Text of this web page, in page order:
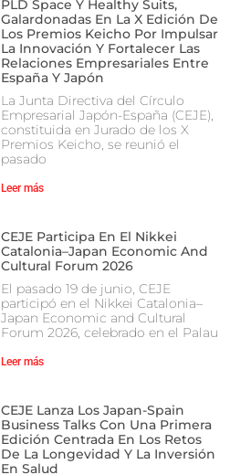
PLD Space Y Healthy Suits,
Galardonadas En La X Edición De
Los Premios Keicho Por Impulsar
La Innovación Y Fortalecer Las
Relaciones Empresariales Entre
España Y Japón
La Junta Directiva del Círculo
Empresarial Japón-España (CEJE),
constituida en Jurado de los X
Premios Keicho, se reunió el
pasado
Leer más
CEJE Participa En El Nikkei
Catalonia–Japan Economic And
Cultural Forum 2026
El pasado 19 de junio, CEJE
participó en el Nikkei Catalonia–
Japan Economic and Cultural
Forum 2026, celebrado en el Palau
Leer más
CEJE Lanza Los Japan-Spain
Business Talks Con Una Primera
Edición Centrada En Los Retos
De La Longevidad Y La Inversión
En Salud